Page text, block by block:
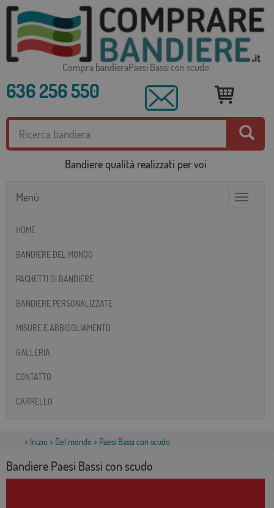
Compra bandieraPaesi Bassi con scudo
636 256 550
Bandiere qualità realizzati per voi
Toggle
Menú
HOME
BANDIERE DEL MONDO
PACHETTI DI BANDIERE
BANDIERE PERSONALIZZATE
MISURE E ABBIGGLIAMENTO
GALLERIA
CONTATTO
CARRELLO
> Inizio > Del mondo > Paesi Bassi con scudo
Bandiere Paesi Bassi con scudo